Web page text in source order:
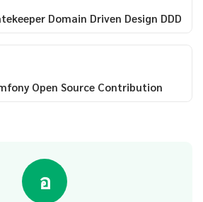
Domain Driven Design DDD
Open Source Contribution
อ